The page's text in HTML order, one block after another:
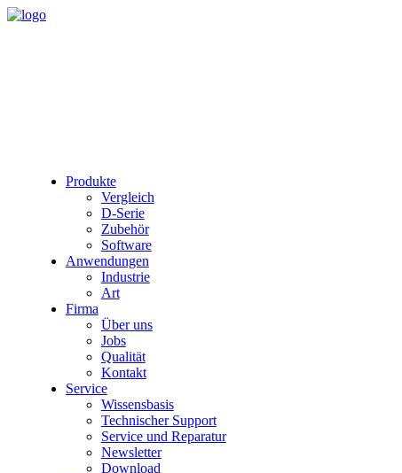
Produkte
Vergleich
D-Serie
Zubehör
Software
Anwendungen
Industrie
Art
Firma
Über uns
Jobs
Qualität
Kontakt
Service
Wissensbasis
Technischer Support
Service und Reparatur
Newsletter
Download